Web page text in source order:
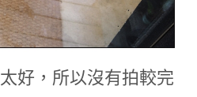
好，所以沒有拍較完